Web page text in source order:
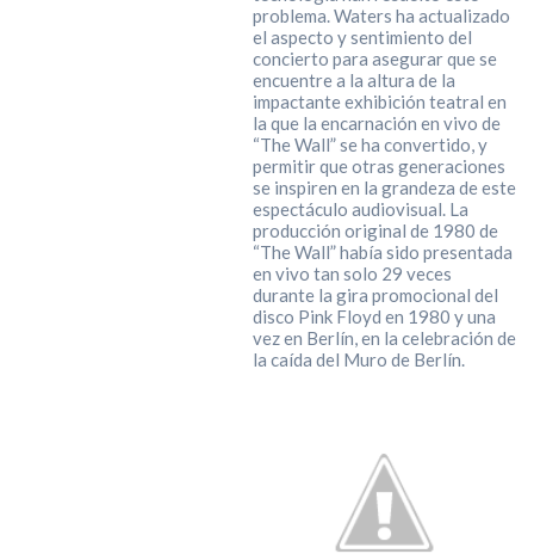
problema. Waters ha actualizado
el aspecto y sentimiento del
concierto para asegurar que se
encuentre a la altura de la
impactante exhibición teatral en
la que la encarnación en vivo de
“The Wall” se ha convertido, y
permitir que otras generaciones
se inspiren en la grandeza de este
espectáculo audiovisual. La
producción original de 1980 de
“The Wall” había sido presentada
en vivo tan solo 29 veces
durante la gira promocional del
disco Pink Floyd en 1980 y una
vez en Berlín, en la celebración de
la caída del Muro de Berlín.